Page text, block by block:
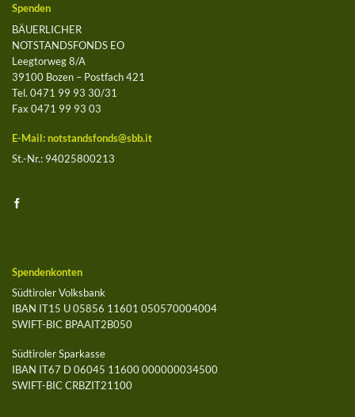
Spenden
BÄUERLICHER
NOTSTANDSFONDS EO
Leegtorweg 8/A
39100 Bozen – Postfach 421
Tel. 0471 99 93 30/31
Fax 0471 99 93 03
E-Mail: notstandsfonds@sbb.it
St.-Nr.: 94025800213
Spendenkonten
Südtiroler Volksbank
IBAN IT15 U 05856 11601 050570004004
SWIFT-BIC BPAAIT2B050
Südtiroler Sparkasse
IBAN IT67 D 06045 11600 000000034500
SWIFT-BIC CRBZIT21100